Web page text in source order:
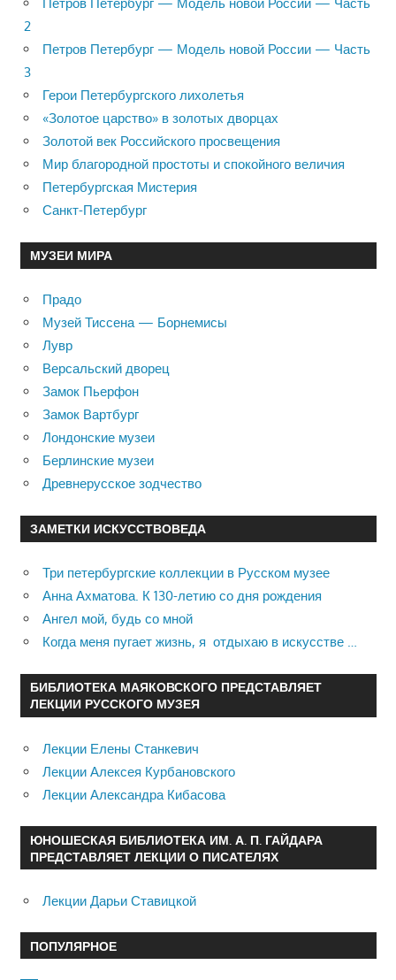
2
Петров Петербург — Модель новой России — Часть
3
Герои Петербургского лихолетья
«Золотое царство» в золотых дворцах
Золотой век Российского просвещения
Мир благородной простоты и спокойного величия
Петербургская Мистерия
Санкт-Петербург
МУЗЕИ МИРА
Прадо
Музей Тиссена — Борнемисы
Лувр
Версальский дворец
Замок Пьерфон
Замок Вартбург
Лондонские музеи
Берлинские музеи
Древнерусское зодчество
ЗАМЕТКИ ИСКУССТВОВЕДА
Три петербургские коллекции в Русском музее
Анна Ахматова. К 130-летию со дня рождения
Ангел мой, будь со мной
Когда меня пугает жизнь, я отдыхаю в искусстве …
БИБЛИОТЕКА МАЯКОВСКОГО ПРЕДСТАВЛЯЕТ
ЛЕКЦИИ РУССКОГО МУЗЕЯ
Лекции Елены Станкевич
Лекции Алексея Курбановского
Лекции Александра Кибасова
ЮНОШЕСКАЯ БИБЛИОТЕКА ИМ. А. П. ГАЙДАРА
ПРЕДСТАВЛЯЕТ ЛЕКЦИИ О ПИСАТЕЛЯХ
Лекции Дарьи Ставицкой
ПОПУЛЯРНОЕ